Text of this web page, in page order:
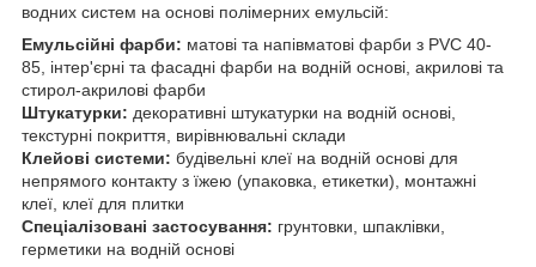
водних систем на основі полімерних емульсій:
Емульсійні фарби: матові та напівматові фарби з PVC 40-
85, інтер'єрні та фасадні фарби на водній основі, акрилові та
стирол-акрилові фарби
Штукатурки: декоративні штукатурки на водній основі,
текстурні покриття, вирівнювальні склади
Клейові системи: будівельні клеї на водній основі для
непрямого контакту з їжею (упаковка, етикетки), монтажні
клеї, клеї для плитки
Спеціалізовані застосування: грунтовки, шпаклівки,
герметики на водній основі